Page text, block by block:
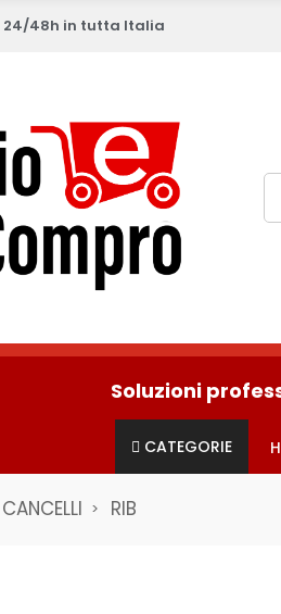
24/48h in tutta Italia
Soluzioni
CATEGORIE
RIB